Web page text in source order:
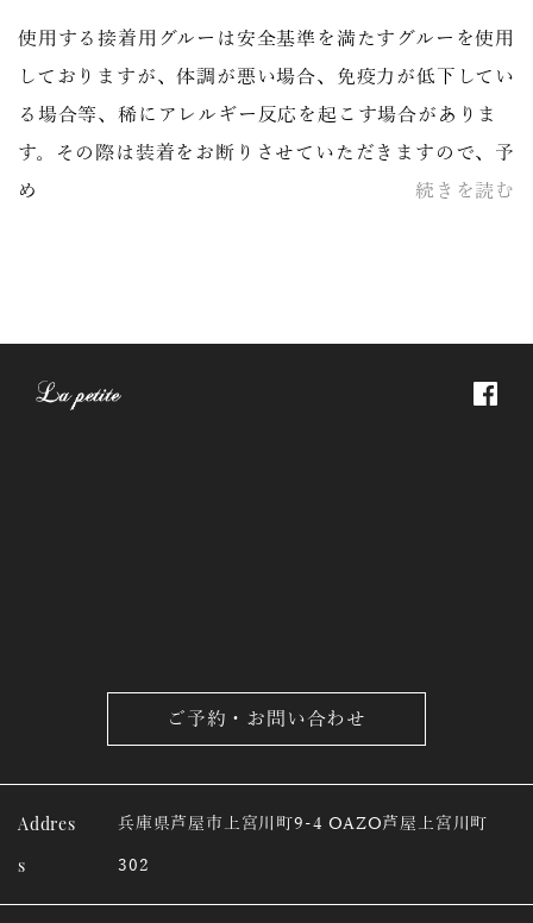
使用する接着用グルーは安全基準を満たすグルーを使用
しておりますが、体調が悪い場合、免疫力が低下してい
る場合等、稀にアレルギー反応を起こす場合がありま
す。その際は装着をお断りさせていただきますので、予
め
続きを読む
ご予約・お問い合わせ
Addres
s
兵庫県芦屋市上宮川町9-4 OAZO芦屋上宮川町
302